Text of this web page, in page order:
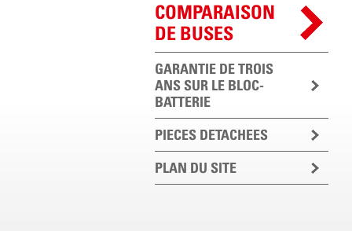
COMPARAISON
DE BUSES
GARANTIE DE TROIS
ANS SUR LE BLOC-
BATTERIE
PIECES DETACHEES
PLAN DU SITE